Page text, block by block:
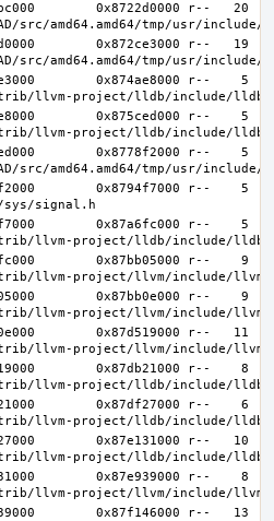
0x8722d0000 r--   20
0x872ce3000 r--   19
0x874ae8000 r--    5
0x875ced000 r--    5
0x8778f2000 r--    5
0x8794f7000 r--    5
0x87a6fc000 r--    5
0x87bb05000 r--    9
0x87bb0e000 r--    9
0x87d519000 r--   11
0x87db21000 r--    8
0x87df27000 r--    6
0x87e131000 r--   10
0x87e939000 r--    8
0x87f146000 r--   13